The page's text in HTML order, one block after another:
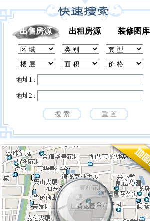
出售房源 出租房源 装修图库
地址1 :
地址2 :